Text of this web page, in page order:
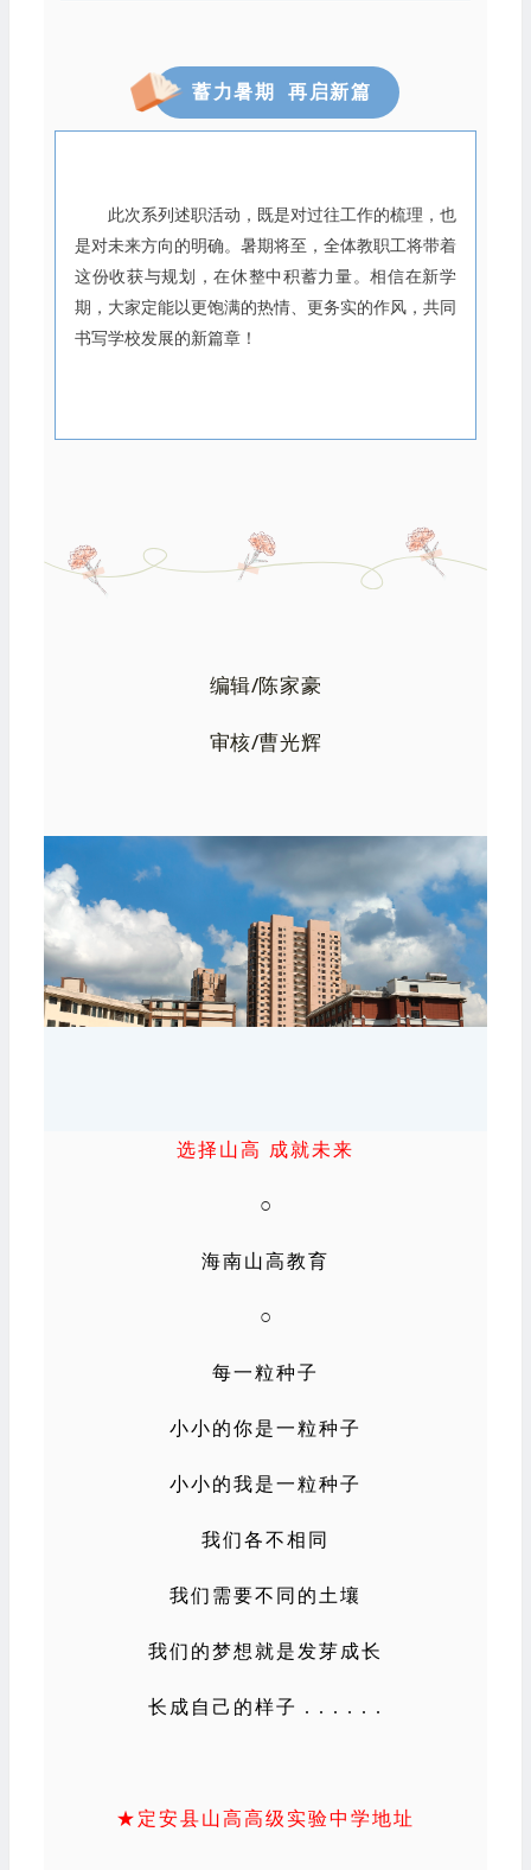
蓄力暑期 再启新篇
此次系列述职活动，既是对过往工作的梳理，也
是对未来方向的明确。暑期将至，全体教职工将带着
这份收获与规划，在休整中积蓄力量。相信在新学
期，大家定能以更饱满的热情、更务实的作风，共同
书写学校发展的新篇章！
编辑/陈家豪
审核/曹光辉
选择山高 成就未来
○
海南山高教育
○
每一粒种子
小小的你是一粒种子
小小的我是一粒种子
我们各不相同
我们需要不同的土壤
我们的梦想就是发芽成长
长成自己的样子 . . . . . .
★定安县山高高级实验中学地址